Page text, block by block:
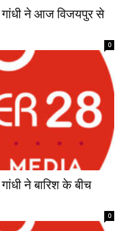
ने आज विजयपुर से
0
ने बारिश के बीच
0